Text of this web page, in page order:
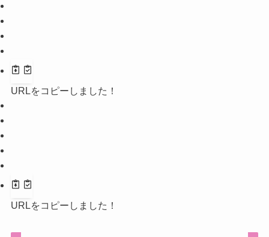
URLをコピーしました！
URLをコピーしました！